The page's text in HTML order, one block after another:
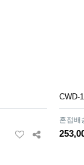
CWD-
혼접배